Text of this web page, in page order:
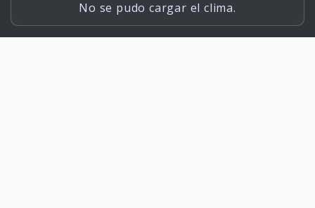
No se pudo cargar el clima.